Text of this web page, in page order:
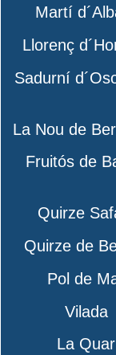
Martí
Llorenç
Sadurní
La Nou de
Fruitós de
Quirze
Quirze de
Pol de
Vilada
La Quar